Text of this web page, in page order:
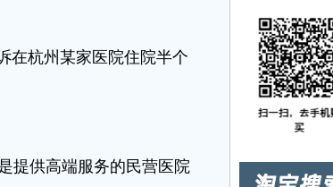
在杭州某家医院住院半个
供高端服务的民营医院